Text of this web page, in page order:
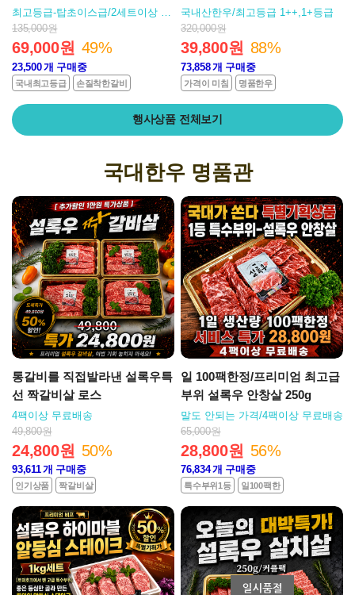
g세트
최고등급-탑초이스급/2세트이상 무
료배송
135,000원
69,000원 49%
23,500개 구매중
국내최고등급 손질착한갈비
국내산한우/최고등급 1++,1+등급
320,000원
39,800원 88%
73,858개 구매중
가격이 미침 명품한우
행사상품 전체보기
국대한우 명품관
통갈비를 직접발라낸 설록우특
선 짝갈비살 로스
4팩이상 무료배송
49,800원
24,800원 50%
93,611개 구매중
인기상품 짝갈비살
일 100팩한정/프리미엄 최고급
부위 설록우 안창살 250g
말도 안되는 가격/4팩이상 무료배송
65,000원
28,800원 56%
76,834개 구매중
특수부위1등 일100팩한